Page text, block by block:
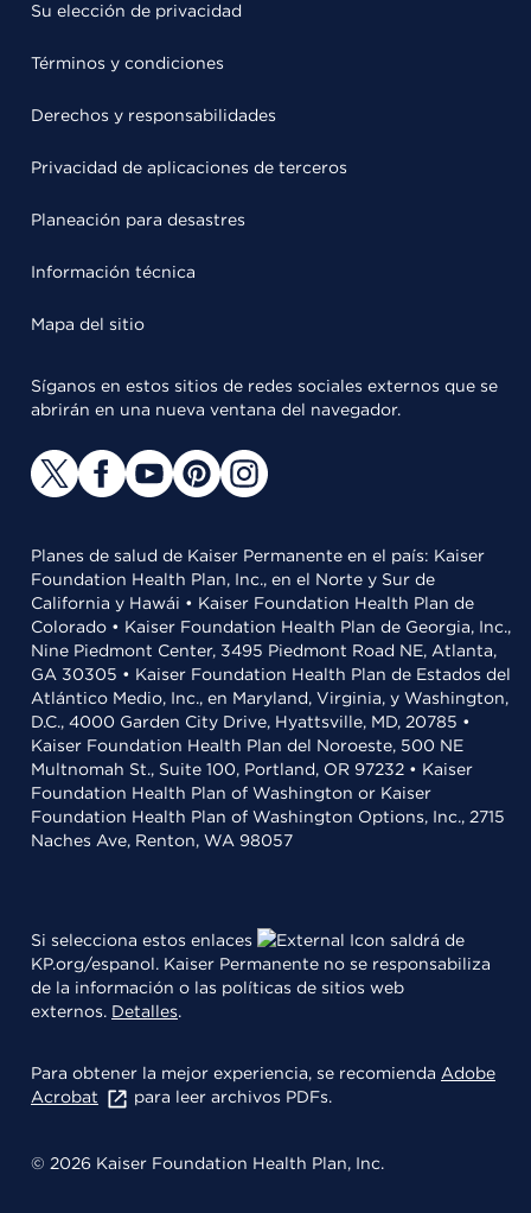
Su elección de privacidad
Términos y condiciones
Derechos y responsabilidades
Privacidad de aplicaciones de terceros
Planeación para desastres
Información técnica
Mapa del sitio
Síganos en estos sitios de redes sociales externos que se
abrirán en una nueva ventana del navegador.
Planes de salud de Kaiser Permanente en el país: Kaiser
Foundation Health Plan, Inc., en el Norte y Sur de
California y Hawái • Kaiser Foundation Health Plan de
Colorado • Kaiser Foundation Health Plan de Georgia, Inc.,
Nine Piedmont Center, 3495 Piedmont Road NE, Atlanta,
GA 30305 • Kaiser Foundation Health Plan de Estados del
Atlántico Medio, Inc., en Maryland, Virginia, y Washington,
D.C., 4000 Garden City Drive, Hyattsville, MD, 20785 •
Kaiser Foundation Health Plan del Noroeste, 500 NE
Multnomah St., Suite 100, Portland, OR 97232 • Kaiser
Foundation Health Plan of Washington or Kaiser
Foundation Health Plan of Washington Options, Inc., 2715
Naches Ave, Renton, WA 98057
Si selecciona estos enlaces
saldrá de
KP.org/espanol. Kaiser Permanente no se responsabiliza
de la información o las políticas de sitios web
externos. Detalles.
Para obtener la mejor experiencia, se recomienda Adobe
Acrobat
para leer archivos PDFs.
© 2026 Kaiser Foundation Health Plan, Inc.